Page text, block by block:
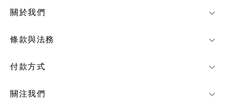
付款方式
關注我們
關於我們
條款與法務